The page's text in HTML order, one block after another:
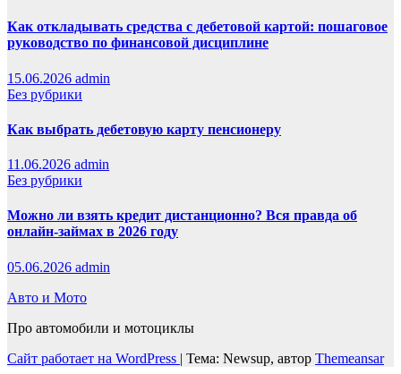
Как откладывать средства с дебетовой картой: пошаговое
руководство по финансовой дисциплине
15.06.2026 admin
Без рубрики
Как выбрать дебетовую карту пенсионеру
11.06.2026 admin
Без рубрики
Можно ли взять кредит дистанционно? Вся правда об
онлайн-займах в 2026 году
05.06.2026 admin
Авто и Мото
Про автомобили и мотоциклы
Сайт работает на WordPress | Тема: Newsup, автор Themeansar